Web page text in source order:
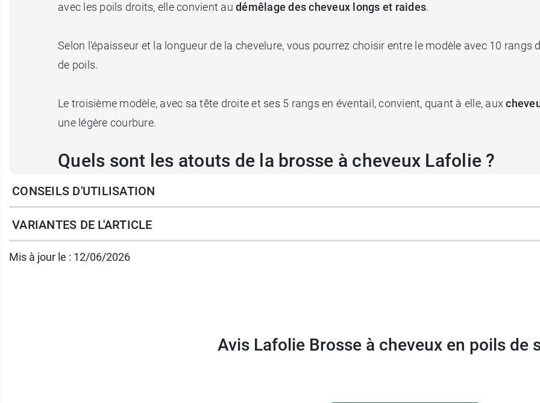
avec les poils droits, elle convient au démêlage des cheveux longs et raides.
Selon l'épaisseur et la longueur de la chevelure, vous pourrez choisir entre le modèle avec 10 rangs
de poils.
Le troisième modèle, avec sa tête droite et ses 5 rangs en éventail, convient, quant à elle, aux
une légère courbure.
Quels sont les atouts de la brosse à cheveux Lafolie ?
Cettebrosse à cheveux Lafolie
fibres capillairestout enrépartissant harmonieusement le sébumsur la longueur. Ils capturent
plus propre et brillante
fera du coiffage un moment privilégié.
Ronde grande (10 rangs de poils)
CONSEILS D'UTILISATION
VARIANTES DE L'ARTICLE
Mis à jour le : 12/06/2026
Avis Lafolie Brosse à cheveux en poils de